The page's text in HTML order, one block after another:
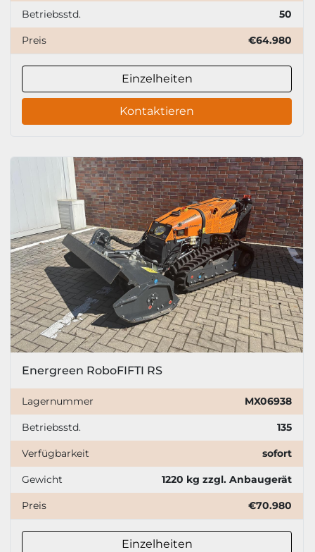
Betriebsstd. 50
Preis €64.980
Einzelheiten
Kontaktieren
Energreen RoboFIFTI RS
Lagernummer MX06938
Betriebsstd. 135
Verfügbarkeit sofort
Gewicht 1220 kg zzgl. Anbaugerät
Preis €70.980
Einzelheiten